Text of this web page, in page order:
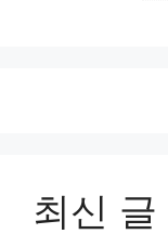
최신 글